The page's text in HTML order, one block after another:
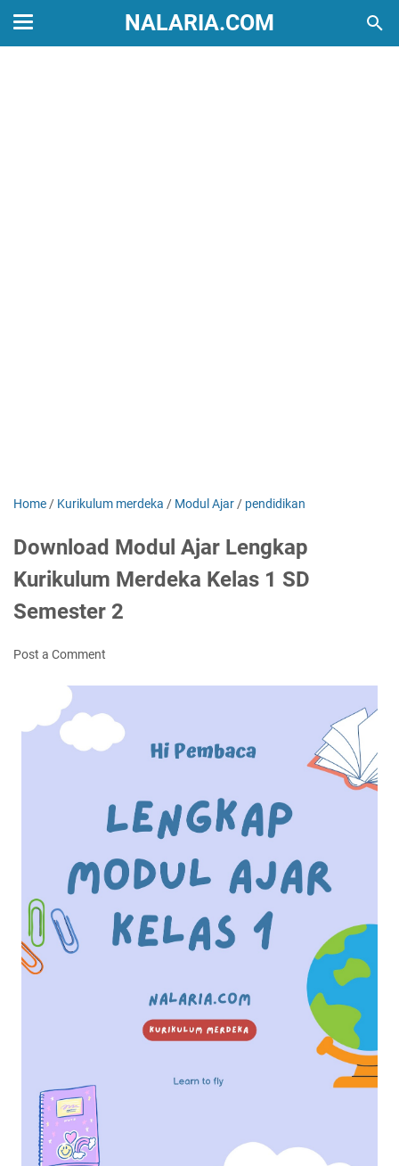
NALARIA.COM
Home / Kurikulum merdeka / Modul Ajar / pendidikan
Download Modul Ajar Lengkap
Kurikulum Merdeka Kelas 1 SD
Semester 2
Post a Comment